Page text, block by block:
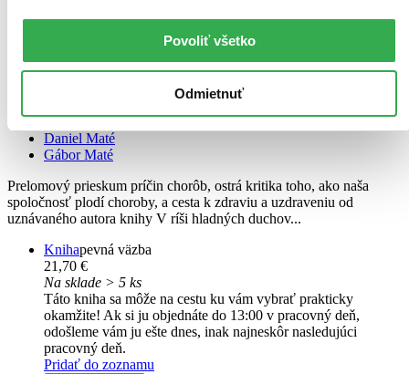
Povoliť všetko
Odmietnuť
Daniel Maté
Gábor Maté
Prelomový prieskum príčin chorôb, ostrá kritika toho, ako naša
spoločnosť plodí choroby, a cesta k zdraviu a uzdraveniu od
uznávaného autora knihy V ríši hladných duchov...
Knihapevná väzba
21,70 €
Na sklade > 5 ks
Táto kniha sa môže na cestu ku vám vybrať prakticky
okamžite! Ak si ju objednáte do 13:00 v pracovný deň,
odošleme vám ju ešte dnes, inak najneskôr nasledujúci
pracovný deň.
Pridať do zoznamu